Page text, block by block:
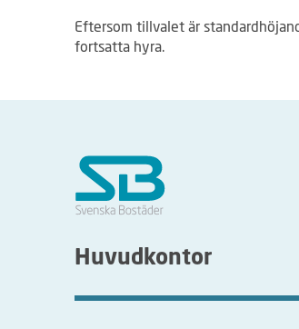
Eftersom tillvalet är
fortsatta hyra.
Huvudkontor